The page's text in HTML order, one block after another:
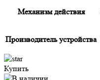
Механизм действия
Производитель устройства
Купить